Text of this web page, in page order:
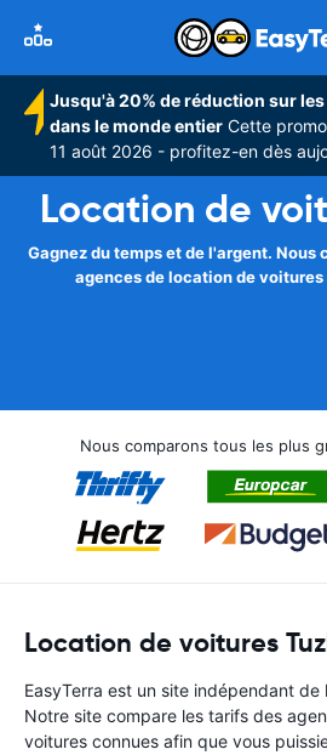
Jusqu'à 20% de réduction sur
dans le monde entier Cette
11 août 2026 - profitez-en dès
Location de
Gagnez du temps et de l'argent. Nous
agences de location de voitures
Nous comparons tous les plus
Location de voitures
EasyTerra est un site indépendant
Notre site compare les tarifs des
voitures connues afin que vous